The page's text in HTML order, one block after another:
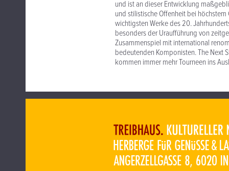
und ist an dieser Entwicklung
und stilistische Offenheit bei
wichtigsten Werke des 20.
besonders der Uraufführung von
Zusammenspiel mit international
bedeutenden Komponisten. The Next
kommen immer mehr Tourneen ins